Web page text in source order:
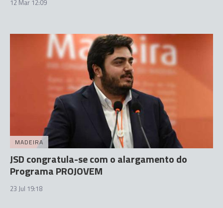
12 Mar 12:09
MADEIRA
JSD congratula-se com o alargamento do
Programa PROJOVEM
23 Jul 19:18